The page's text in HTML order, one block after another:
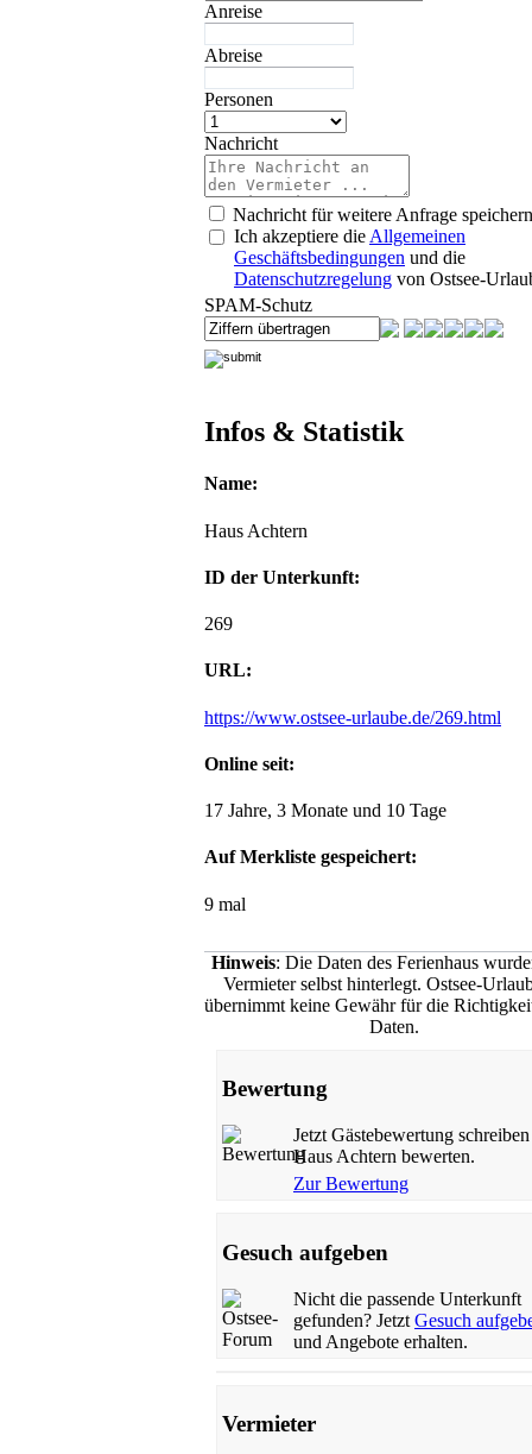
Anreise
Abreise
Personen
Nachricht
Nachricht für weitere Anfrage speichern
Ich akzeptiere die Allgemeinen
Geschäftsbedingungen und die
Datenschutzregelung von Ostsee-
SPAM-Schutz
Infos & Statistik
Name:
Haus Achtern
ID der Unterkunft:
269
URL:
https://www.ostsee-urlaube.de/269.html
Online seit:
17 Jahre, 3 Monate und 10 Tage
Auf Merkliste gespeichert:
9 mal
Hinweis: Die Daten des Ferienhaus
Vermieter selbst hinterlegt. Ostsee-
übernimmt keine Gewähr für die
Daten.
Bewertung
Jetzt Gästebewertung
Haus Achtern bewerten.
Zur Bewertung
Gesuch aufgeben
Nicht die passende Unterkunft
gefunden? Jetzt Gesuch
und Angebote erhalten.
Vermieter